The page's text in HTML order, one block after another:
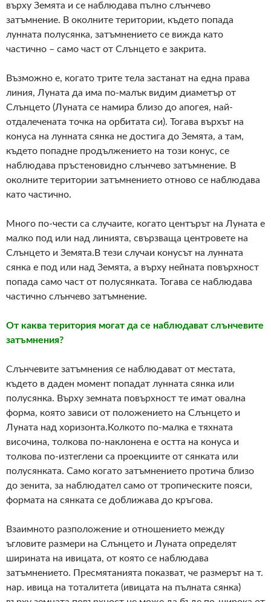
върху Земята и се наблюдава пълно слънчево
затъмнение. В околните територии, където попада
лунната полусянка, затъмнението се вижда като
частично – само част от Слънцето е закрита.
Възможно е, когато трите тела застанат на една права
линия, Луната да има по-малък видим диаметър от
Слънцето (Луната се намира близо до апогея, най-
отдалечената точка на орбитата си). Тогава върхът на
конуса на лунната сянка не достига до Земята, а там,
където попадне продължението на този конус, се
наблюдава пръстеновидно слънчево затъмнение. В
околните територии затъмнението отново се наблюдава
като частично.
Много по-чести са случаите, когато центърът на Луната е
малко под или над линията, свързваща центровете на
Слънцето и Земята.В тези случаи конусът на лунната
сянка е под или над Земята, а върху нейната повърхност
попада само част от полусянката. Тогава се наблюдава
частично слънчево затъмнение.
От каква територия могат да се наблюдават слънчевите
затъмнения?
Слънчевите затъмнения се наблюдават от местата,
където в даден момент попадат лунната сянка или
полусянка. Върху земната повърхност те имат овална
форма, която зависи от положението на Слънцето и
Луната над хоризонта.Колкото по-малка е тяхната
височина, толкова по-наклонена е остта на конуса и
толкова по-изтеглени са проекциите от сянката или
полусянката. Само когато затъмнението протича близо
до зенита, за наблюдател само от тропическите пояси,
формата на сянката се доближава до кръгова.
Взаимното разположение и отношението между
ъгловите размери на Слънцето и Луната определят
ширината на ивицата, от която се наблюдава
затъмнението. Пресмятанията показват, че размерът на т.
нар. ивица на тоталитета (ивицата на пълната сянка)